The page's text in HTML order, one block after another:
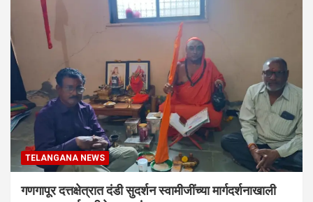
TELANGANA NEWS
गणगापूर दत्तक्षेत्रात दंडी सुदर्शन स्वामीजींच्या मार्गदर्शनाखाली